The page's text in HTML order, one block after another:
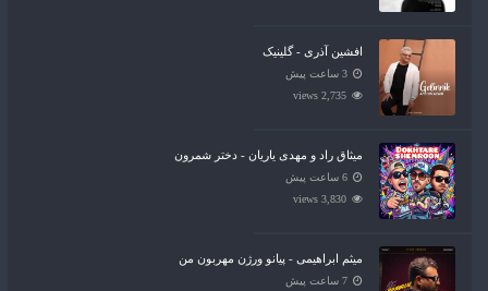
افشین آذری - گلینیک
3 ساعت پیش
2,735 views
میثاق راد و مهدی یاریان - دختر شمرون
6 ساعت پیش
3,830 views
میثم ابراهیمی - پیانو ورژن مهربون من
7 ساعت پیش